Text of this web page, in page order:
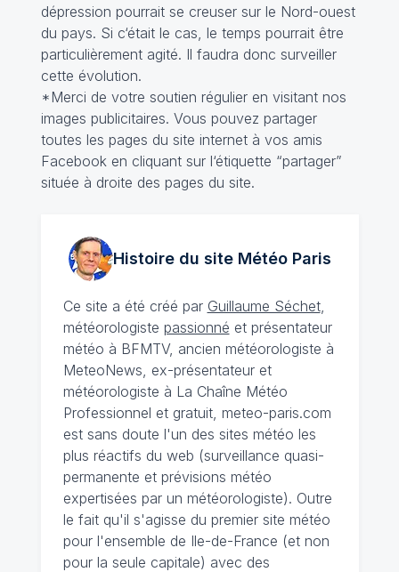
dépression pourrait se creuser sur le Nord-ouest
du pays. Si c‘était le cas, le temps pourrait être
particulièrement agité. Il faudra donc surveiller
cette évolution.
*Merci de votre soutien régulier en visitant nos
images publicitaires. Vous pouvez partager
toutes les pages du site internet à vos amis
Facebook en cliquant sur l‘étiquette “partager”
située à droite des pages du site.
Histoire du site MétéoParis
Ce site a été créé par Guillaume Séchet,
météorologiste passionné et présentateur
météo à BFMTV, ancien météorologiste à
MeteoNews, ex-présentateur et
météorologiste à La Chaîne Météo
Professionnel et gratuit, meteo-paris.com
est sans doute l'un des sites météo les
plus réactifs du web (surveillance quasi-
permanente et prévisions météo
expertisées par un météorologiste). Outre
le fait qu'il s'agisse du premier site météo
pour l'ensemble de Ile-de-France (et non
pour la seule capitale) avec des